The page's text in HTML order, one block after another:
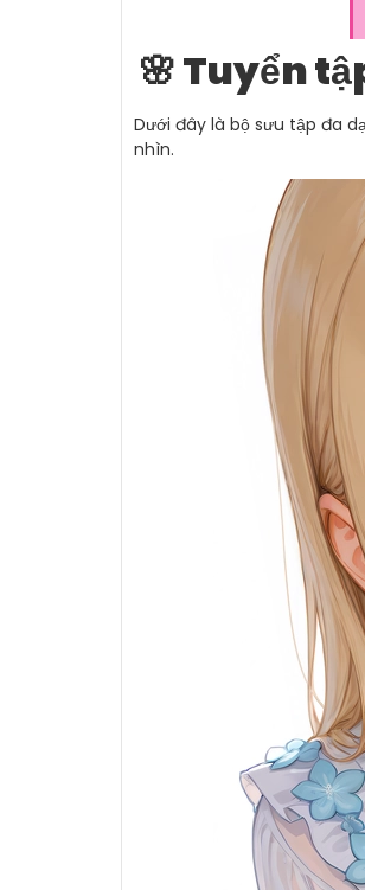
🌸 Tuyển
Dưới đây là bộ sưu tập đa
nhìn.